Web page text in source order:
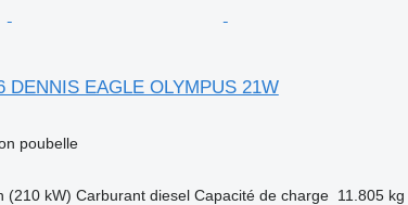
DENNIS EAGLE OLYMPUS 21W
poubelle
(210 kW) Carburant diesel Capacité de charge 11.805 kg